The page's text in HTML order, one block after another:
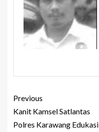
Previous
Kanit Kamsel Satlantas
Polres Karawang Edukasi